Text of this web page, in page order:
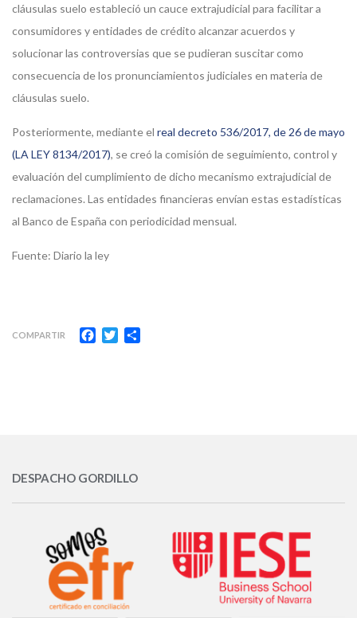
cláusulas suelo estableció un cauce extrajudicial para facilitar a
consumidores y entidades de crédito alcanzar acuerdos y
solucionar las controversias que se pudieran suscitar como
consecuencia de los pronunciamientos judiciales en materia de
cláusulas suelo.
Posteriormente, mediante el real decreto 536/2017, de 26 de mayo
(LA LEY 8134/2017), se creó la comisión de seguimiento, control y
evaluación del cumplimiento de dicho mecanismo extrajudicial de
reclamaciones. Las entidades financieras envían estas estadísticas
al Banco de España con periodicidad mensual.
Fuente: Diario la ley
COMPARTIR Facebook
Twitter
DESPACHO GORDILLO